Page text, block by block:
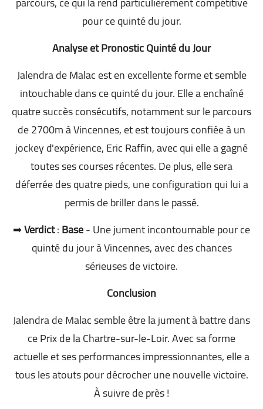
pour ce quinté du jour.
Analyse et Pronostic Quinté du Jour
Jalendra de Malac est en excellente forme et semble
intouchable dans ce quinté du jour. Elle a enchaîné
quatre succès consécutifs, notamment sur le parcours
de 2700m à Vincennes, et est toujours confiée à un
jockey d'expérience, Eric Raffin, avec qui elle a gagné
toutes ses courses récentes. De plus, elle sera
déferrée des quatre pieds, une configuration qui lui a
permis de briller dans le passé.
➡Verdict:Base- Une jument incontournable pour ce
quinté du jour à Vincennes, avec des chances
sérieuses de victoire.
Conclusion
Jalendra de Malac semble être la jument à battre dans
ce Prix de la Chartre-sur-le-Loir. Avec sa forme
actuelle et ses performances impressionnantes, elle a
tous les atouts pour décrocher une nouvelle victoire.
À suivre de près !